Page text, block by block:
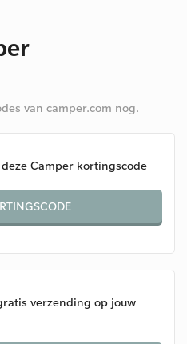
van camper.com nog.
Camper kortingscode
verzending op jouw